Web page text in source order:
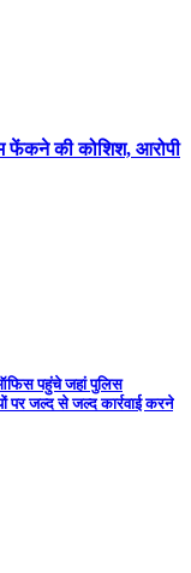
फेंकने की कोशिश, आरोपी
ऑफिस पहुंचे जहां पुलिस
पर जल्द से जल्द कार्रवाई करने